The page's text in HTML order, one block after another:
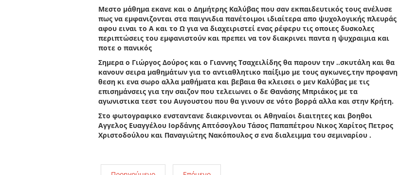
Μεστο μάθημα εκανε και ο Δημήτρης Καλύβας που σαν εκπαιδευτικός τους ανέλυσε
πως να εμφανιζονται στα παιγνιδια πανέτοιμοι ιδιαίτερα απο ψυχολογικής πλευράς
αφου ειναι το Α και το Ω για να διαχειριστεί ενας ρέφερυ τις οποιες δυσκολες
περιπτώσεις του εμφανιστούν και πρεπει να τον διακρινει παντα η ψυχραιμια και
ποτε ο πανικός
Σημερα ο Γιώργος Δούρος και ο Γιαννης Τσαχειλίδης θα παρουν την ..σκυτάλη και θα
κανουν σειρα μαθημάτων για το αντιαθλητικο παίξιμο με τους αγκωνες,την προφανη
θεση κι ενα σωρο αλλα μαθήματα και βεβαια θα κλεισει ο μεν Καλύβας με τις
επισημάνσεις για την σαιζον που τελειωνει ο δε Θανάσης Μπριάκος με τα
αγωνιστικα τεστ του Αυγουστου που θα γινουν σε νότο βορρά αλλα και στην Κρήτη.
Στο φωτογραφικο ενσταντανε διακρινονται οι Αθηναίοι διαιτητες και βοηθοι
Αγγελος Ευαγγέλου Ιορδάνης Απτόσογλου Τάσος Παπαπέτρου Νικος Χαρίτος Πετρος
Χριστοδούλου και Παναγιώτης Νακόπουλος σ ενα διαλειμμα του σεμιναρίου .